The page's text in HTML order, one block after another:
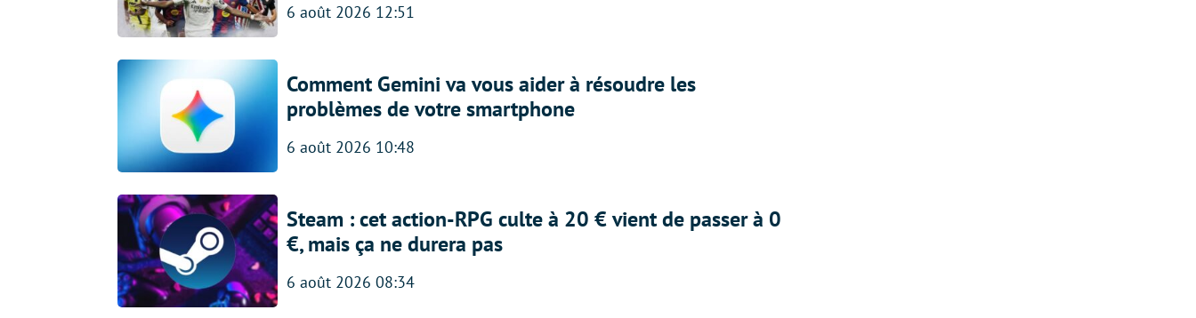
6 août 2026 12:51
Comment Gemini va vous aider à résoudre les
problèmes de votre smartphone
6 août 2026 10:48
Steam : cet action-RPG culte à 20 € vient de passer à 0
€, mais ça ne durera pas
6 août 2026 08:34